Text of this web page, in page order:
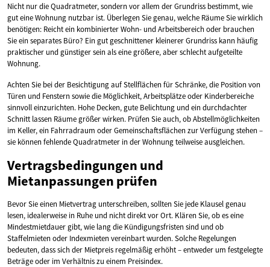
Nicht nur die Quadratmeter, sondern vor allem der Grundriss bestimmt, wie
gut eine Wohnung nutzbar ist. Überlegen Sie genau, welche Räume Sie wirklich
benötigen: Reicht ein kombinierter Wohn- und Arbeitsbereich oder brauchen
Sie ein separates Büro? Ein gut geschnittener kleinerer Grundriss kann häufig
praktischer und günstiger sein als eine größere, aber schlecht aufgeteilte
Wohnung.
Achten Sie bei der Besichtigung auf Stellflächen für Schränke, die Position von
Türen und Fenstern sowie die Möglichkeit, Arbeitsplätze oder Kinderbereiche
sinnvoll einzurichten. Hohe Decken, gute Belichtung und ein durchdachter
Schnitt lassen Räume größer wirken. Prüfen Sie auch, ob Abstellmöglichkeiten
im Keller, ein Fahrradraum oder Gemeinschaftsflächen zur Verfügung stehen –
sie können fehlende Quadratmeter in der Wohnung teilweise ausgleichen.
Vertragsbedingungen und
Mietanpassungen prüfen
Bevor Sie einen Mietvertrag unterschreiben, sollten Sie jede Klausel genau
lesen, idealerweise in Ruhe und nicht direkt vor Ort. Klären Sie, ob es eine
Mindestmietdauer gibt, wie lang die Kündigungsfristen sind und ob
Staffelmieten oder Indexmieten vereinbart wurden. Solche Regelungen
bedeuten, dass sich der Mietpreis regelmäßig erhöht – entweder um festgelegte
Beträge oder im Verhältnis zu einem Preisindex.